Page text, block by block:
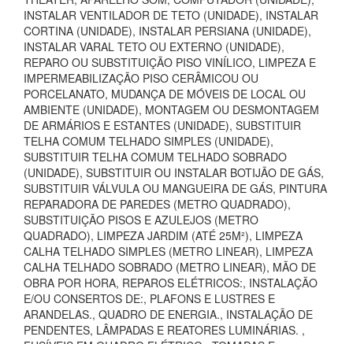
INSTALAR VENTILADOR DE TETO (UNIDADE), INSTALAR
CORTINA (UNIDADE), INSTALAR PERSIANA (UNIDADE),
INSTALAR VARAL TETO OU EXTERNO (UNIDADE),
REPARO OU SUBSTITUIÇÃO PISO VINÍLICO, LIMPEZA E
IMPERMEABILIZAÇÃO PISO CERÂMICOU OU
PORCELANATO, MUDANÇA DE MÓVEIS DE LOCAL OU
AMBIENTE (UNIDADE), MONTAGEM OU DESMONTAGEM
DE ARMÁRIOS E ESTANTES (UNIDADE), SUBSTITUIR
TELHA COMUM TELHADO SIMPLES (UNIDADE),
SUBSTITUIR TELHA COMUM TELHADO SOBRADO
(UNIDADE), SUBSTITUIR OU INSTALAR BOTIJÃO DE GÁS,
SUBSTITUIR VÁLVULA OU MANGUEIRA DE GÁS, PINTURA
REPARADORA DE PAREDES (METRO QUADRADO),
SUBSTITUIÇÃO PISOS E AZULEJOS (METRO
QUADRADO), LIMPEZA JARDIM (ATÉ 25M²), LIMPEZA
CALHA TELHADO SIMPLES (METRO LINEAR), LIMPEZA
CALHA TELHADO SOBRADO (METRO LINEAR), MÃO DE
OBRA POR HORA, REPAROS ELÉTRICOS:, INSTALAÇÃO
E/OU CONSERTOS DE:, PLAFONS E LUSTRES E
ARANDELAS., QUADRO DE ENERGIA., INSTALAÇÃO DE
PENDENTES, LÂMPADAS E REATORES LUMINÁRIAS. ,